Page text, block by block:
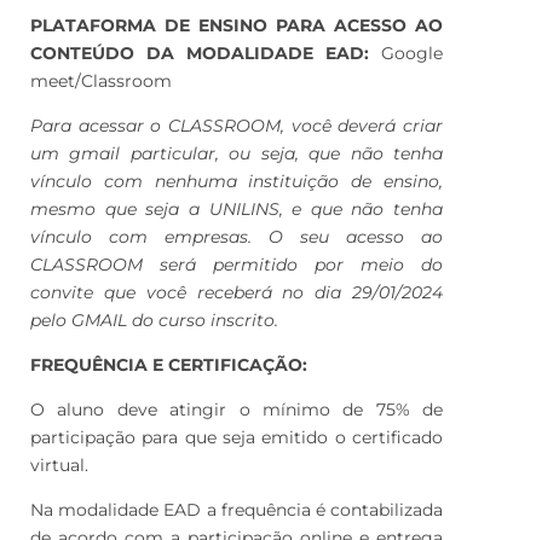
PLATAFORMA DE ENSINO PARA ACESSO AO
CONTEÚDO DA MODALIDADE EAD:Google
meet/Classroom
Para acessar o CLASSROOM, você deverá criar
um gmail particular, ou seja, que não tenha
vínculo com nenhuma instituição de ensino,
mesmo que seja a UNILINS, e que não tenha
vínculo com empresas. O seu acesso ao
CLASSROOM será permitido por meio do
convite que você receberá no dia 29/01/2024
pelo GMAIL do curso inscrito.
FREQUÊNCIA E CERTIFICAÇÃO:
O aluno deve atingir o mínimo de 75% de
participação para que seja emitido o certificado
virtual.
Na modalidade EAD a frequência é contabilizada